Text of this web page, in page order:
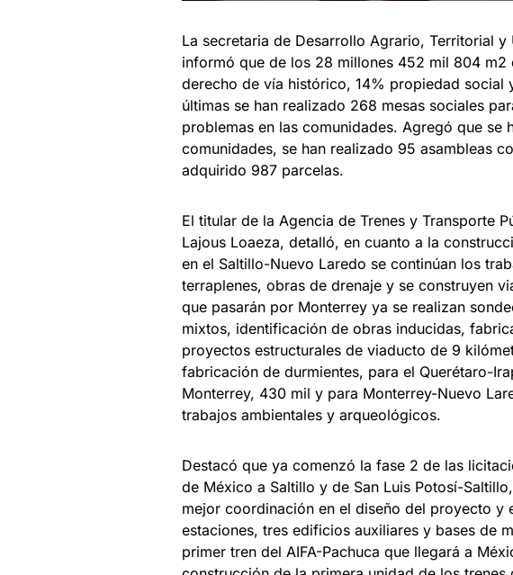
La secretaria de Desarrollo Agrario, Territorial y
informó que de los 28 millones 452 mil 804
derecho de vía histórico, 14% propiedad
últimas se han realizado 268 mesas sociales
problemas en las comunidades. Agregó que
comunidades, se han realizado 95 asambleas
adquirido 987 parcelas.
El titular de la Agencia de Trenes y Transporte
Lajous Loaeza, detalló, en cuanto a la
en el Saltillo-Nuevo Laredo se continúan los
terraplenes, obras de drenaje y se construyen
que pasarán por Monterrey ya se realizan
mixtos, identificación de obras inducidas,
proyectos estructurales de viaducto de 9
fabricación de durmientes, para el Querétaro-
Monterrey, 430 mil y para Monterrey-Nuevo
trabajos ambientales y arqueológicos.
Destacó que ya comenzó la fase 2 de las
de México a Saltillo y de San Luis Potosí-
mejor coordinación en el diseño del proyecto y
estaciones, tres edificios auxiliares y bases de
primer tren del AIFA-Pachuca que llegará a